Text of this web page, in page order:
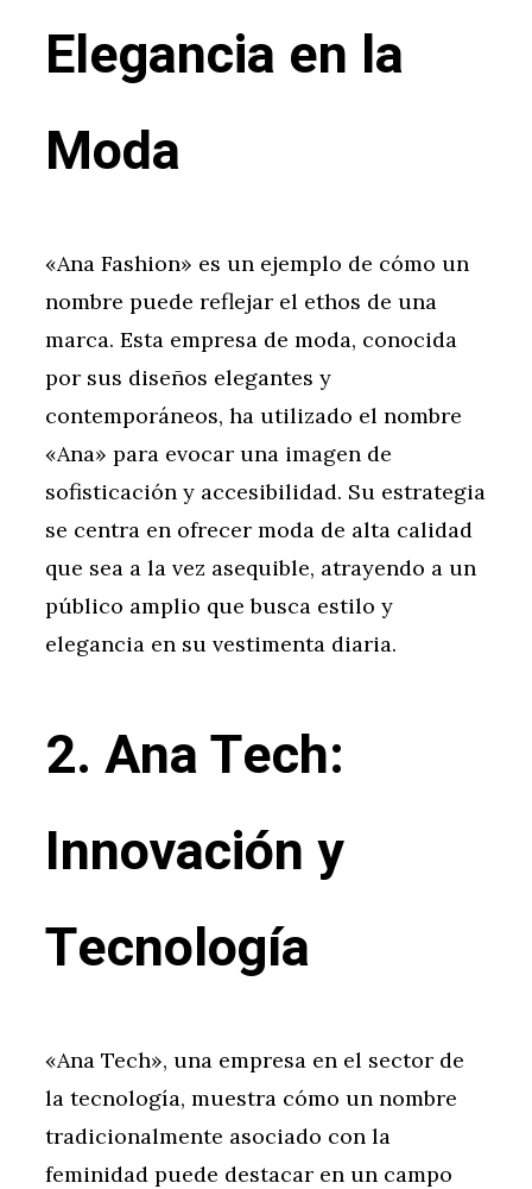
Elegancia en la
Moda
«Ana Fashion» es un ejemplo de cómo un
nombre puede reflejar el ethos de una
marca. Esta empresa de moda, conocida
por sus diseños elegantes y
contemporáneos, ha utilizado el nombre
«Ana» para evocar una imagen de
sofisticación y accesibilidad. Su estrategia
se centra en ofrecer moda de alta calidad
que sea a la vez asequible, atrayendo a un
público amplio que busca estilo y
elegancia en su vestimenta diaria.
2. Ana Tech:
Innovación y
Tecnología
«Ana Tech», una empresa en el sector de
la tecnología, muestra cómo un nombre
tradicionalmente asociado con la
feminidad puede destacar en un campo